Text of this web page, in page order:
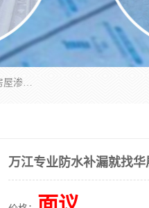
东莞市华展防水补漏装饰工程有限公司主要服务有：东莞防水补漏，东莞厂房防水补漏，东莞房屋渗漏水维修，楼面漏水维修，裂缝补漏，伸缩缝补漏，卫生间防水改造，厕所漏水补漏，外墙窗台补漏，电梯井堵漏，地下车库防水引水工程等
万江专业防水补漏就找